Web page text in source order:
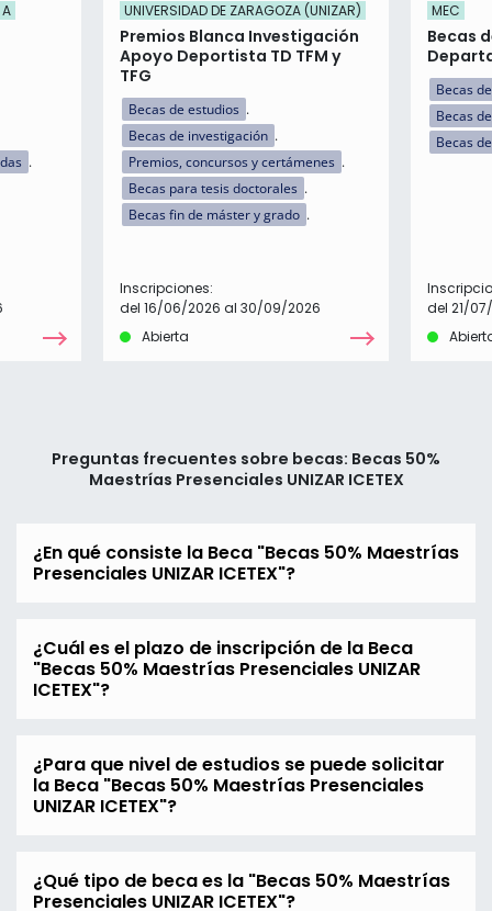
UNIVERSIDAD DE ZARAGOZA (UNIZAR)
Premios Blanca Investigación
Apoyo Deportista TD TFM y
TFG
Becas de estudios
Becas de investigación
Premios, concursos y certámenes
Becas para tesis doctorales
Becas fin de máster y grado
Inscripciones:
del 16/06/2026 al 30/09/2026
Abierta
MEC
Becas
Becas
Becas
Becas
del 21/
Preguntas frecuentes sobre becas: Becas 50%
Maestrías Presenciales UNIZAR ICETEX
¿En qué consiste la Beca "Becas 50% Maestrías
Presenciales UNIZAR ICETEX"?
¿Cuál es el plazo de inscripción de la Beca
"Becas 50% Maestrías Presenciales UNIZAR
ICETEX"?
¿Para que nivel de estudios se puede solicitar
la Beca "Becas 50% Maestrías Presenciales
UNIZAR ICETEX"?
¿Qué tipo de beca es la "Becas 50% Maestrías
Presenciales UNIZAR ICETEX"?